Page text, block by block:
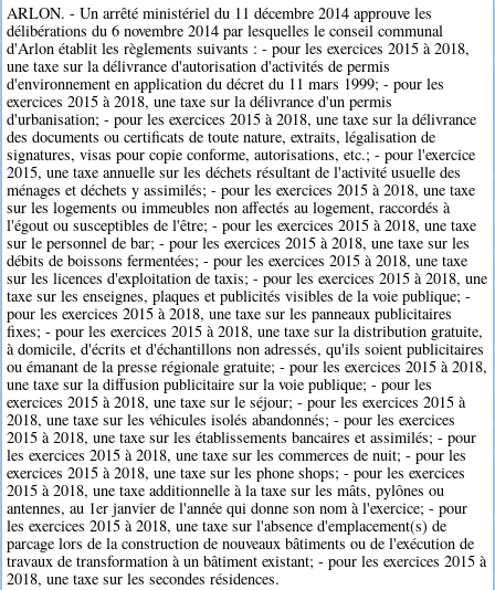
ARLON. - Un arrêté ministériel du 11 décembre 2014 approuve les
délibérations du 6 novembre 2014 par lesquelles le conseil communal
d'Arlon établit les règlements suivants : - pour les exercices 2015 à 2018,
une taxe sur la délivrance d'autorisation d'activités de permis
d'environnement en application du décret du 11 mars 1999; - pour les
exercices 2015 à 2018, une taxe sur la délivrance d'un permis
d'urbanisation; - pour les exercices 2015 à 2018, une taxe sur la délivrance
des documents ou certificats de toute nature, extraits, légalisation de
signatures, visas pour copie conforme, autorisations, etc.; - pour l'exercice
2015, une taxe annuelle sur les déchets résultant de l'activité usuelle des
ménages et déchets y assimilés; - pour les exercices 2015 à 2018, une taxe
sur les logements ou immeubles non affectés au logement, raccordés à
l'égout ou susceptibles de l'être; - pour les exercices 2015 à 2018, une taxe
sur le personnel de bar; - pour les exercices 2015 à 2018, une taxe sur les
débits de boissons fermentées; - pour les exercices 2015 à 2018, une taxe
sur les licences d'exploitation de taxis; - pour les exercices 2015 à 2018, une
taxe sur les enseignes, plaques et publicités visibles de la voie publique; -
pour les exercices 2015 à 2018, une taxe sur les panneaux publicitaires
fixes; - pour les exercices 2015 à 2018, une taxe sur la distribution gratuite,
à domicile, d'écrits et d'échantillons non adressés, qu'ils soient publicitaires
ou émanant de la presse régionale gratuite; - pour les exercices 2015 à 2018,
une taxe sur la diffusion publicitaire sur la voie publique; - pour les
exercices 2015 à 2018, une taxe sur le séjour; - pour les exercices 2015 à
2018, une taxe sur les véhicules isolés abandonnés; - pour les exercices
2015 à 2018, une taxe sur les établissements bancaires et assimilés; - pour
les exercices 2015 à 2018, une taxe sur les commerces de nuit; - pour les
exercices 2015 à 2018, une taxe sur les phone shops; - pour les exercices
2015 à 2018, une taxe additionnelle à la taxe sur les mâts, pylônes ou
antennes, au 1er janvier de l'année qui donne son nom à l'exercice; - pour
les exercices 2015 à 2018, une taxe sur l'absence d'emplacement(s) de
parcage lors de la construction de nouveaux bâtiments ou de l'exécution de
travaux de transformation à un bâtiment existant; - pour les exercices 2015 à
2018, une taxe sur les secondes résidences.